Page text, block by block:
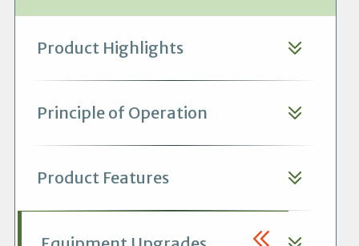
Product Highlights
Principle of Operation
Product Features